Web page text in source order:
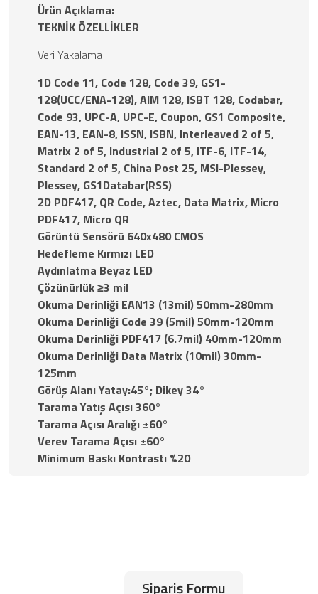
Ürün Açıklama:
TEKNİK ÖZELLİKLER
Veri Yakalama
1D Code 11, Code 128, Code 39, GS1-
128(UCC/ENA-128), AIM 128, ISBT 128, Codabar,
Code 93, UPC-A, UPC-E, Coupon, GS1 Composite,
EAN-13, EAN-8, ISSN, ISBN, Interleaved 2 of 5,
Matrix 2 of 5, Industrial 2 of 5, ITF-6, ITF-14,
Standard 2 of 5, China Post 25, MSI-Plessey,
Plessey, GS1Databar(RSS)
2D PDF417, QR Code, Aztec, Data Matrix, Micro
PDF417, Micro QR
Görüntü Sensörü 640x480 CMOS
Hedefleme Kırmızı LED
Aydınlatma Beyaz LED
Çözünürlük ≥3 mil
Okuma Derinliği EAN13 (13mil) 50mm-280mm
Okuma Derinliği Code 39 (5mil) 50mm-120mm
Okuma Derinliği PDF417 (6.7mil) 40mm-120mm
Okuma Derinliği Data Matrix (10mil) 30mm-
125mm
Görüş Alanı Yatay:45°; Dikey 34°
Tarama Yatış Açısı 360°
Tarama Açısı Aralığı ±60°
Verev Tarama Açısı ±60°
Minimum Baskı Kontrastı %20
Sipariş Formu